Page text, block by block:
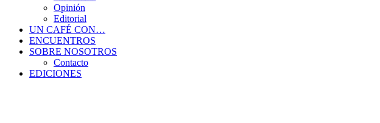
Opinión
Editorial
UN CAFÉ CON…
ENCUENTROS
SOBRE NOSOTROS
Contacto
EDICIONES